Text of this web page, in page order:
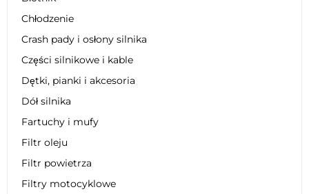
Chłodzenie
Crash pady i osłony silnika
Części silnikowe i kable
Dętki, pianki i akcesoria
Dół silnika
Fartuchy i mufy
Filtr oleju
Filtr powietrza
Filtry motocyklowe